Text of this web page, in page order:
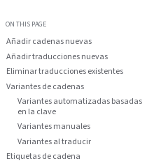
ON THIS PAGE
Añadir cadenas nuevas
Añadir traducciones nuevas
Eliminar traducciones existentes
Variantes de cadenas
Variantes automatizadas basadas
en la clave
Variantes manuales
Variantes al traducir
Etiquetas de cadena